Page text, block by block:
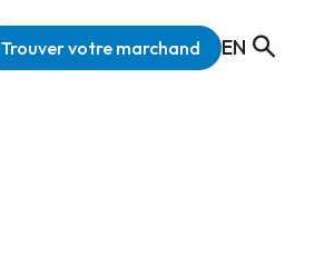
Trouver votre marchand EN